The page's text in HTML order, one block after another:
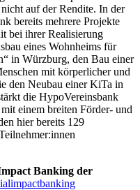
auf der Rendite. In der
bereits mehrere Projekte
bei ihrer Realisierung
eines Wohnheims für
in Würzburg, den Bau einer
mit körperlicher und
den Neubau einer KiTa in
die HypoVereinsbank
einem breiten Förder- und
hier bereits 129
Banking der